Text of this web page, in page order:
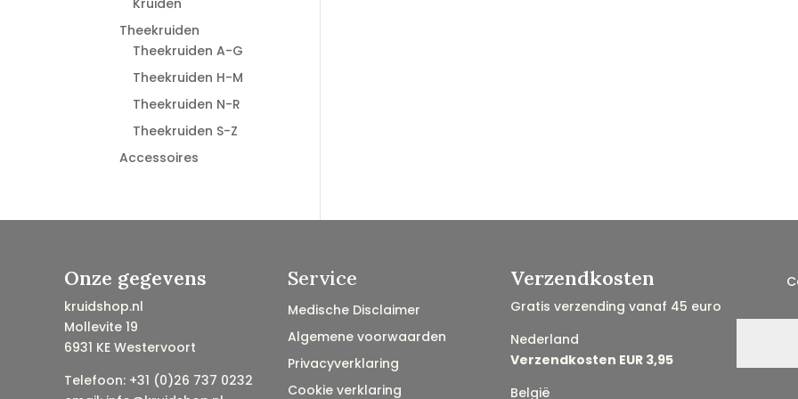
Kruiden
Theekruiden
Theekruiden A-G
Theekruiden H-M
Theekruiden N-R
Theekruiden S-Z
Accessoires
Onze gegevens
kruidshop.nl
Mollevite 19
6931 KE Westervoort
Telefoon: +31 (0)26 737 0232
Service
Medische Disclaimer
Algemene voorwaarden
Privacyverklaring
Cookie verklaring
Verzendkosten
Gratis verzending vanaf 45 euro
Nederland
Verzendkosten EUR 3,95
België